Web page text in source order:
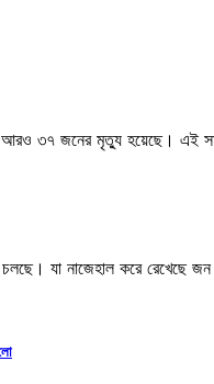
আরও ৩৭ জনের মৃত্যু হয়েছে। এই
চলছে। যা নাজেহাল করে রেখেছে